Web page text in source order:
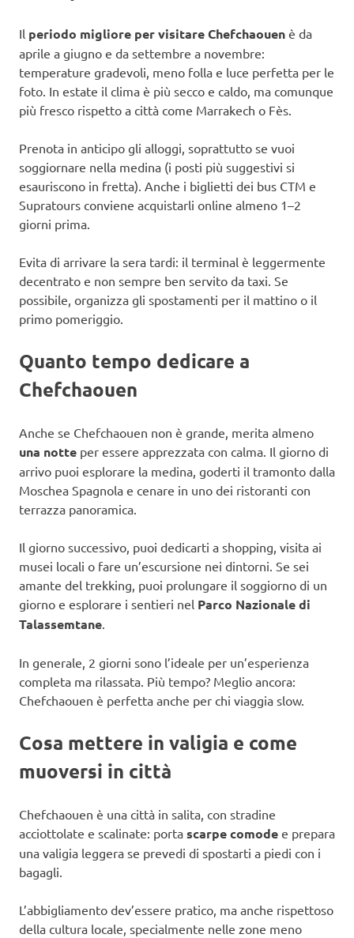
Il periodo migliore per visitare Chefchaouen è da
aprile a giugno e da settembre a novembre:
temperature gradevoli, meno folla e luce perfetta per le
foto. In estate il clima è più secco e caldo, ma comunque
più fresco rispetto a città come Marrakech o Fès.
Prenota in anticipo gli alloggi, soprattutto se vuoi
soggiornare nella medina (i posti più suggestivi si
esauriscono in fretta). Anche i biglietti dei bus CTM e
Supratours conviene acquistarli online almeno 1–2
giorni prima.
Evita di arrivare la sera tardi: il terminal è leggermente
decentrato e non sempre ben servito da taxi. Se
possibile, organizza gli spostamenti per il mattino o il
primo pomeriggio.
Quanto tempo dedicare a
Chefchaouen
Anche se Chefchaouen non è grande, merita almeno
una notte per essere apprezzata con calma. Il giorno di
arrivo puoi esplorare la medina, goderti il tramonto dalla
Moschea Spagnola e cenare in uno dei ristoranti con
terrazza panoramica.
Il giorno successivo, puoi dedicarti a shopping, visita ai
musei locali o fare un’escursione nei dintorni. Se sei
amante del trekking, puoi prolungare il soggiorno di un
giorno e esplorare i sentieri nel Parco Nazionale di
Talassemtane
In generale, 2 giorni sono l’ideale per un’esperienza
completa ma rilassata. Più tempo? Meglio ancora:
Chefchaouen è perfetta anche per chi viaggia slow.
Cosa mettere in valigia e come
muoversi in città
Chefchaouen è una città in salita, con stradine
acciottolate e scalinate: porta scarpe comode e prepara
una valigia leggera se prevedi di spostarti a piedi con i
bagagli.
L’abbigliamento dev’essere pratico, ma anche rispettoso
della cultura locale, specialmente nelle zone meno